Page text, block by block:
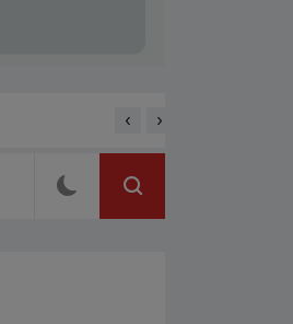
ENTREVISTA A
‹ ›